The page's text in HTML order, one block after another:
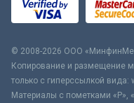
© 2008-2026 ООО
Копирование и размещение
только с гиперссылкой вида:
Материалы с пометками «Р»,